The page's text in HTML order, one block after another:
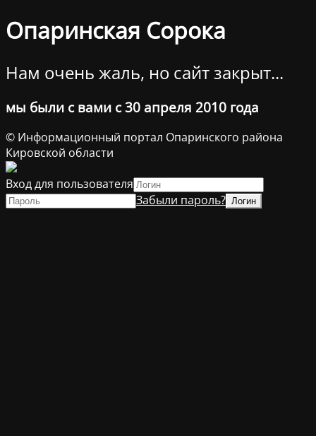
Опаринская Сорока
Нам очень жаль, но сайт закрыт...
мы были с вами с 30 апреля 2010 года
© Информационный портал Опаринского района
Кировской области
Вход для пользователя
Забыли пароль?